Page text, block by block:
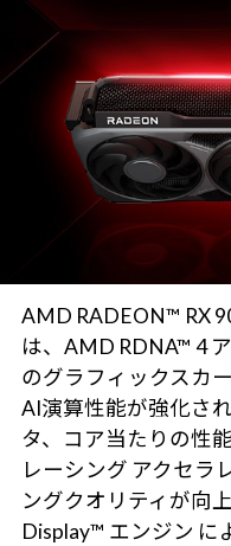
AMD RADEON™ RX
は、AMD RDNA™ 4
のグラフィックスカー
AI演算性能が強化さ
タ、コア当たりの性
レーシング アクセラ
ングクオリティが向
Display™ エンジン に